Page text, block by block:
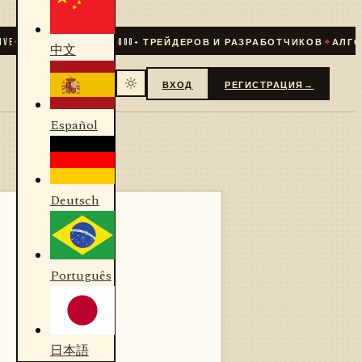
СООБЩЕСТВО + ТРЕЙДЕРОВ И РАЗРАБОТЧИКОВ✦
中文
Español
Deutsch
Português
日本語
ВХОД РЕГИСТРАЦИЯ →